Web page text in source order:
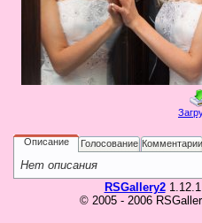
Галерея
Гостевая
Пользователь
Пароль
Запомнить
Описание Голосование Комментарии
Нет описания
RSGallery21.12.1
© 2005 - 2006